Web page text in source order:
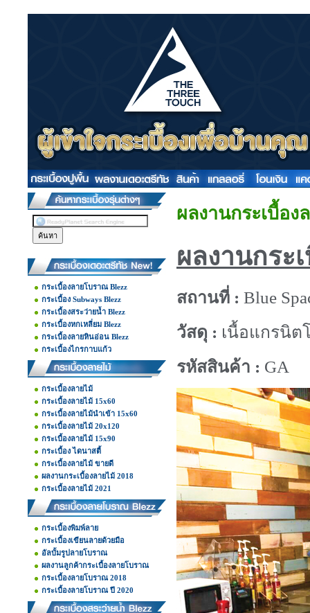
กระเบื้องลายโบราณ Blezz
กระเบื้อง Subways Blezz
กระเบื้องสระว่ายน้ำ Blezz
กระเบื้องหกเหลี่ยม Blezz
กระเบื้องลายหินอ่อน Blezz
กระเบื้องไกรกาบแก้ว
กระเบื้องลายไม้
กระเบื้องลายไม้ 15x60
กระเบื้องลายไม้นำเข้า 15x60
กระเบื้องลายไม้ 20x120
กระเบื้องลายไม้ 15x90
กระเบื้อง ไดนาสตี้
กระเบื้องลายไม้ ขายดี
ผลงานกระเบื้องลายไม้ 2018
กระเบื้องลายไม้ 2021
กระเบื้องพิมพ์ลาย
กระเบื้องเขียนลายด้วยมือ
อัลบั้มรูปลายโบราณ
ผลงานลูกค้ากระเบื้องลายโบราณ
กระเบื้องลายโบราณ 2018
กระเบื้องลายโบราณ ปี 2020
ผลงานกระเบื้อง
ผลงานกระ
สถานที่ : Blue
วัสดุ : เนื้อแกรนิต
รหัสสินค้า : GA